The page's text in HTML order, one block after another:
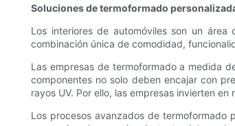
Soluciones de termoformado
Los interiores de automóviles son un
combinación única de comodidad,
Las empresas de termoformado a medida
componentes no solo deben encajar con
rayos UV. Por ello, las empresas invierten
Los procesos avanzados de termoformado